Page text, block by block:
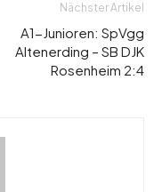
Nächster Artikel
A1-Junioren: SpVgg
Altenerding – SB DJK
Rosenheim 2:4